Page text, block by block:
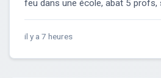
feu dans une école, abat 5 profs,
il y a 7 heures